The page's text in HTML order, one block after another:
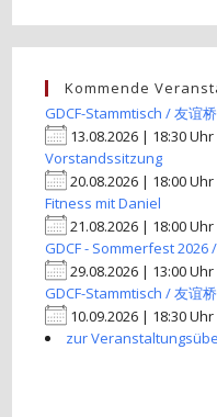
Kommende
GDCF-Stammtisch / 友谊
13.08.2026 | 18:30 Uhr
Vorstandssitzung
20.08.2026 | 18:00 Uhr
Fitness mit Daniel
21.08.2026 | 18:00 Uhr
GDCF - Sommerfest 2026
29.08.2026 | 13:00 Uhr
GDCF-Stammtisch / 友谊
10.09.2026 | 18:30 Uhr
zur